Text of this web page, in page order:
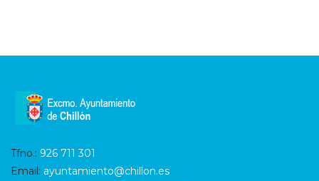
Tfno.: 926 711 301
Email: ayuntamiento@chillon.es